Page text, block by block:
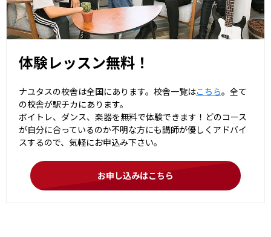
体験レッスン無料！
ナユタスの校舎は全国にあります。校舎一覧はこちら。全て
の校舎が駅チカにあります。
ボイトレ、ダンス、楽器を無料で体験できます！どのコース
が自分に合っているのか不明な方にも講師が優しくアドバイ
スするので、気軽にお申込み下さい。
お申し込みはこちら